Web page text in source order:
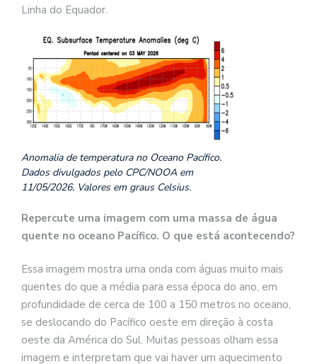
Linha do Equador.
Anomalia de temperatura no Oceano Pacífico.
Dados divulgados pelo CPC/NOOA em
11/05/2026. Valores em graus Celsius.
Repercute uma imagem com uma massa de água
quente no oceano Pacífico. O que está acontecendo?
Essa imagem mostra uma onda com águas muito mais
quentes do que a média para essa época do ano, em
profundidade de cerca de 100 a 150 metros no oceano,
se deslocando do Pacífico oeste em direção à costa
oeste da América do Sul. Muitas pessoas olham essa
imagem e interpretam que vai haver um aquecimento